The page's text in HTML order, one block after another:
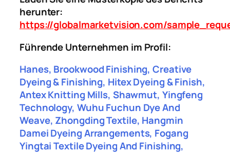
herunter:
https://globalmarketvision.com/
Führende Unternehmen im Profil:
Hanes, Brookwood Finishing, Creative
Dyeing & Finishing, Hitex Dyeing & Finish,
Antex Knitting Mills, Shawmut, Yingfeng
Technology, Wuhu Fuchun Dye And
Weave, Zhongding Textile, Hangmin
Damei Dyeing Arrangements, Fogang
Yingtai Textile Dyeing And Finishing,